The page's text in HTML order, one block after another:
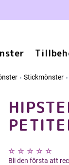
Stickmönster
Bli den första att